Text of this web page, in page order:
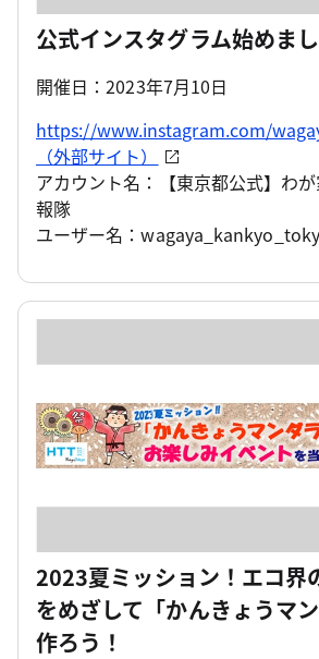
公式インスタグラム始めま
開催日：2023年7月10日
https://www.instagram.com/
（外部サイト）
アカウント名：【東京都公式】わ
報隊
ユーザー名：
2023夏ミッション！エコ界
をめざして「かんきょうマ
作ろう！